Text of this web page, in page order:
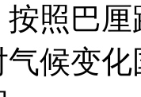
照巴
候变